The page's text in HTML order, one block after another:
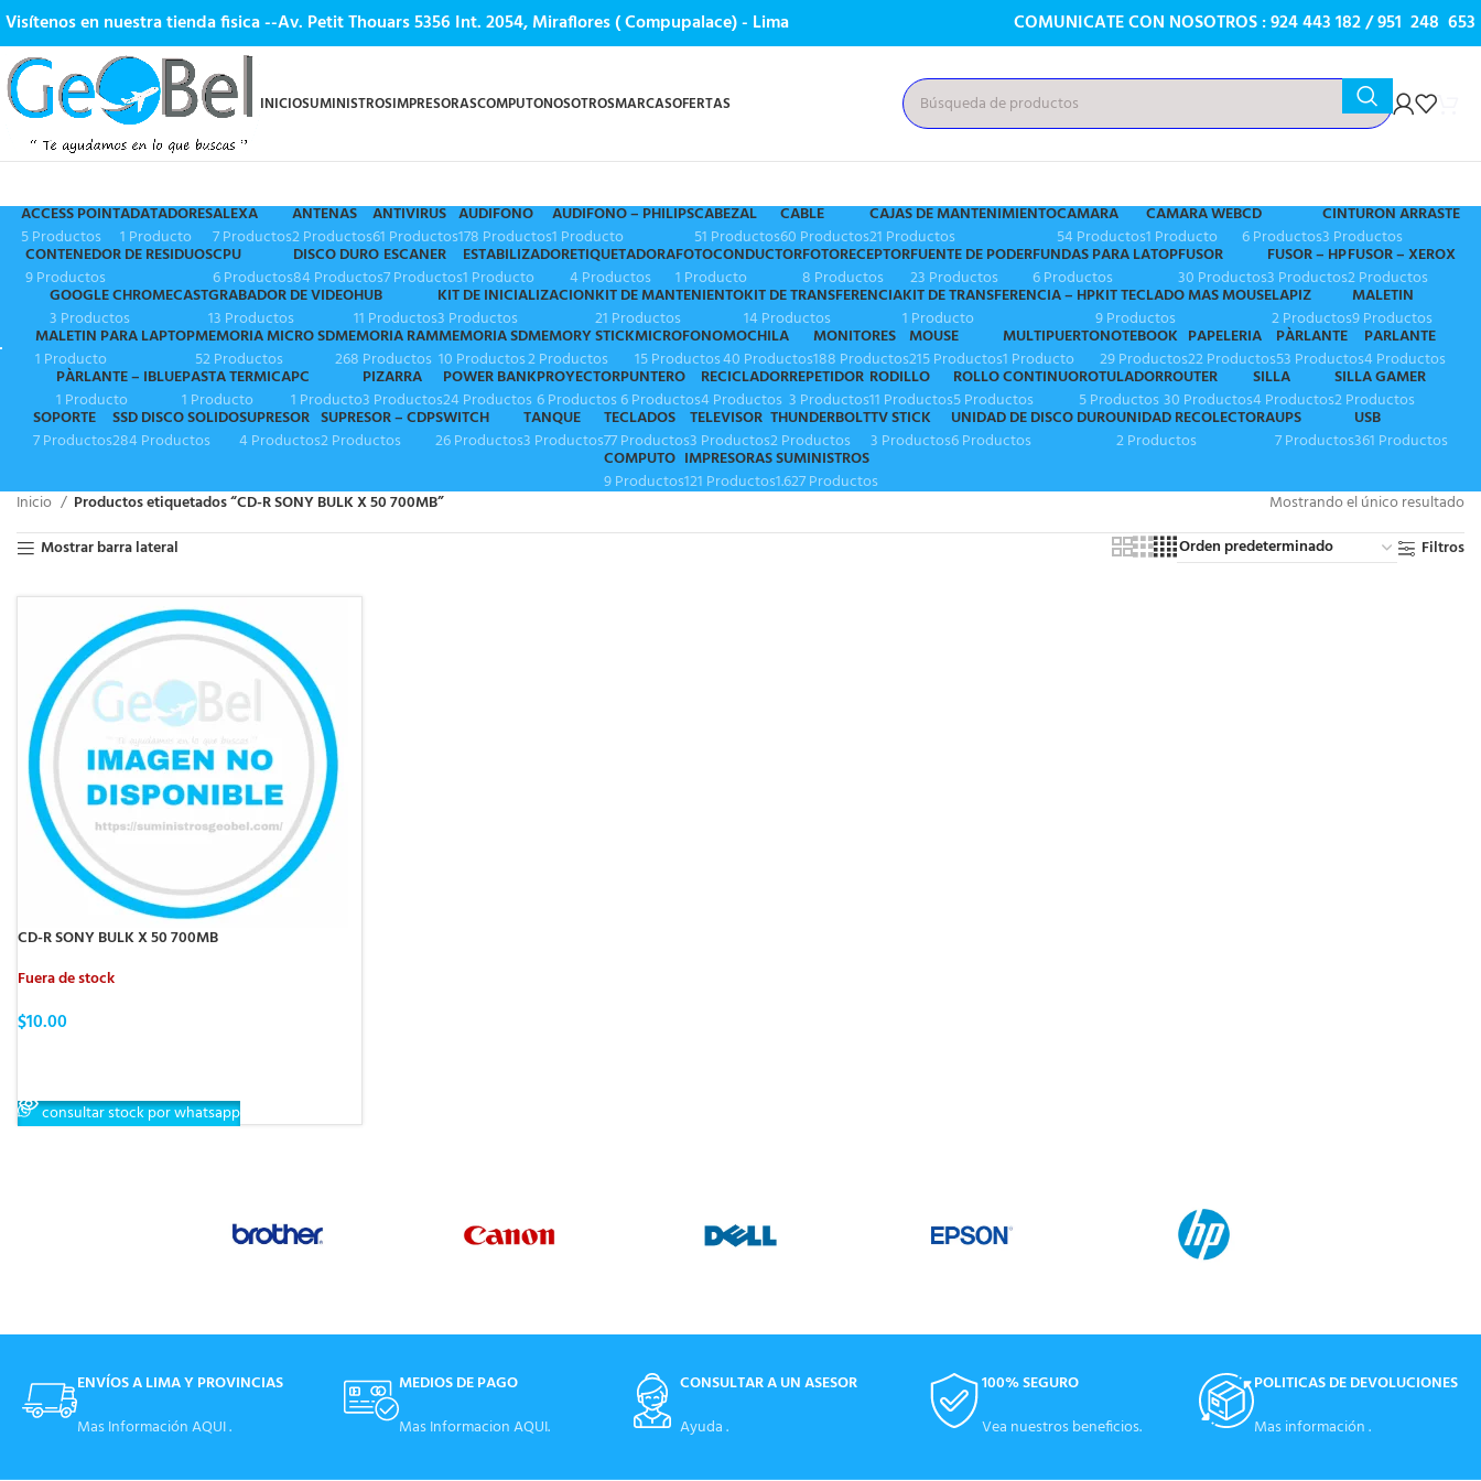
Visítenos en nuestra tienda fisica --Av. Petit Thouars 5356 Int. 2054, Miraflores ( Compupalace) - Lima COMUNICATE CON NOSOTROS : 924 443 182 / 951 248 653
INICIOSUMINISTROSIMPRESORASCOMPUTONOSOTROSMARCASOFERTAS
ACCESS POINT
5 Productos
ADATADORES
1 Producto
ALEXA
7 Productos
ANTENAS
2 Productos
ANTIVIRUS
61 Productos
AUDIFONO
178 Productos
AUDIFONO – PHILIPS
1 Producto
CABEZAL
51 Productos
CABLE
60 Productos
CAJAS DE MANTENIMIENTO
21 Productos
CAMARA
54 Productos
CAMARA WEB
1 Producto
CD
6 Productos
CINTURON ARRASTE
3 Productos
CONTENEDOR DE RESIDUOS
9 Productos
CPU
6 Productos
DISCO DURO
84 Productos
ESCANER
7 Productos
ESTABILIZADOR
1 Producto
ETIQUETADORA
4 Productos
FOTOCONDUCTOR
1 Producto
FOTORECEPTOR
8 Productos
FUENTE DE PODER
23 Productos
FUNDAS PARA LATOP
6 Productos
FUSOR
30 Productos
FUSOR – HP
3 Productos
FUSOR – XEROX
2 Productos
GOOGLE CHROMECAST
3 Productos
GRABADOR DE VIDEO
13 Productos
HUB
11 Productos
KIT DE INICIALIZACION
3 Productos
KIT DE MANTENIENTO
21 Productos
KIT DE TRANSFERENCIA
14 Productos
KIT DE TRANSFERENCIA – HP
1 Producto
KIT TECLADO MAS MOUSE
9 Productos
LAPIZ
2 Productos
MALETIN
9 Productos
MALETIN PARA LAPTOP
1 Producto
MEMORIA MICRO SD
52 Productos
MEMORIA RAM
268 Productos
MEMORIA SD
10 Productos
MEMORY STICK
2 Productos
MICROFONO
15 Productos
MOCHILA
40 Productos
MONITORES
188 Productos
MOUSE
215 Productos
MULTIPUERTO
1 Producto
NOTEBOOK
29 Productos
PAPELERIA
22 Productos
PÀRLANTE
53 Productos
PARLANTE
4 Productos
PÀRLANTE – IBLUE
1 Producto
PASTA TERMICA
1 Producto
PC
1 Producto
PIZARRA
3 Productos
POWER BANK
24 Productos
PROYECTOR
6 Productos
PUNTERO
6 Productos
RECICLADOR
4 Productos
REPETIDOR
3 Productos
RODILLO
11 Productos
ROLLO CONTINUO
5 Productos
ROTULADOR
5 Productos
ROUTER
30 Productos
SILLA
4 Productos
SILLA GAMER
2 Productos
SOPORTE
7 Productos
SSD DISCO SOLIDO
284 Productos
SUPRESOR
4 Productos
SUPRESOR – CDP
2 Productos
SWITCH
26 Productos
TANQUE
3 Productos
TECLADOS
77 Productos
TELEVISOR
3 Productos
THUNDERBOLT
2 Productos
TV STICK
3 Productos
UNIDAD DE DISCO DURO
6 Productos
UNIDAD RECOLECTORA
2 Productos
UPS
7 Productos
USB
361 Productos
COMPUTO
9 Productos
IMPRESORAS
121 Productos
SUMINISTROS
1.627 Productos
Inicio
Productos etiquetados “CD-R SONY BULK X 50 700MB”
Mostrando el único resultado
Mostrar barra lateral
Filtros
CD-R SONY BULK X 50 700MB
Fuera de stock
$10.00
consultar stock por whatsapp
ENVÍOS A LIMA Y PROVINCIAS
Mas Información AQUI .
MEDIOS DE PAGO
Mas Informacion AQUI.
CONSULTAR A UN ASESOR
Ayuda .
100% SEGURO
Vea nuestros beneficios.
POLITICAS DE DEVOLUCIONES
Mas información .